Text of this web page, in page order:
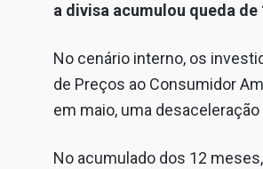
a divisa acumulou queda
No cenário interno, os
de Preços ao Consumidor
em maio, uma
No acumulado dos 12